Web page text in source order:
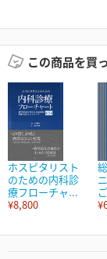
この商品を買
ホスピタリスト
のための内科診
療フローチャ...
¥8,800